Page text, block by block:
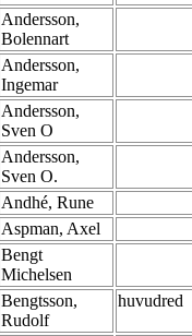
Andersson,
Bolennart
Andersson,
Ingemar
Andersson,
Sven O
Andersson,
Sven O.
Andhé, Rune
Aspman, Axel
Bengt
Michelsen
Bengtsson,
Rudolf
huvudred